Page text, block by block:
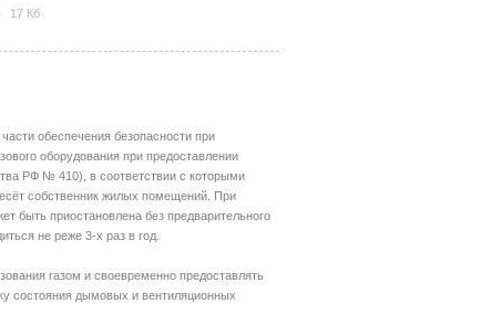
17 Кб
обеспечения безопасности при
оборудования при предоставлении
РФ № 410), в соответствии с которыми
собственник жилых помещений. При
быть приостановлена без предварительного
не реже 3-х раз в год.
газом и своевременно предоставлять
состояния дымовых и вентиляционных